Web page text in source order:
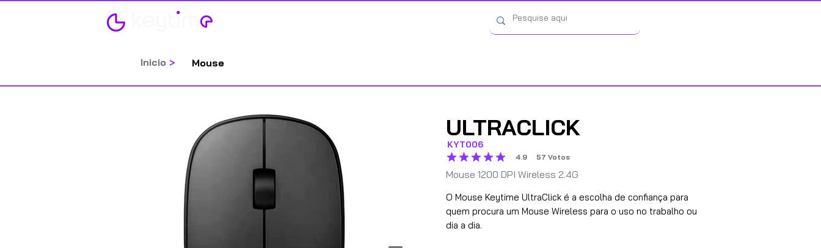
Inicio > Mouse
ULTRACLICK
KYT006
4.9 57 Votos
la calificación promedio es 4.9 de 5, basada en 57 votos, Votos
Mouse 1200 DPI Wireless 2.4G
O Mouse Keytime UltraClick é a escolha de confiança para
quem procura um Mouse Wireless para o uso no trabalho ou
dia a dia.